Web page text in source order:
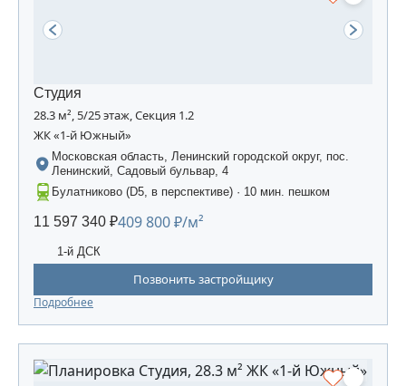
Студия
28.3 м², 5/25 этаж, Секция 1.2
ЖК «1-й Южный»
Московская область, Ленинский городской округ, пос.
Ленинский, Садовый бульвар, 4
Булатниково (D5, в перспективе) · 10 мин. пешком
11 597 340 ₽409 800 ₽/м²
1-й ДСК
Позвонить застройщику
Подробнее